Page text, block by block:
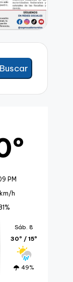
Buscar
PM
h
Sáb. 8
30º / 15º
49%